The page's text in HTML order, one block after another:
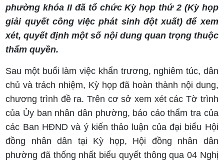
phường khóa II đã tổ chức Kỳ họp thứ 2 (Kỳ họp
giải quyết công việc phát sinh đột xuất) để xem
xét, quyết định một số nội dung quan trọng thuộc
thẩm quyền.
Sau một buổi làm việc khẩn trương, nghiêm túc, dân
chủ và trách nhiệm, Kỳ họp đã hoàn thành nội dung,
chương trình đề ra. Trên cơ sở xem xét các Tờ trình
của Ủy ban nhân dân phường, báo cáo thẩm tra của
các Ban HĐND và ý kiến thảo luận của đại biểu Hội
đồng nhân dân tại Kỳ họp, Hội đồng nhân dân
phường đã thống nhất biểu quyết thông qua 04 Nghị